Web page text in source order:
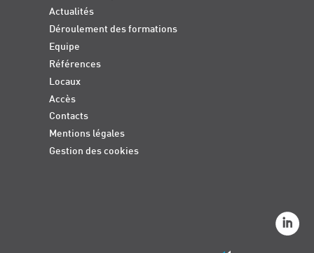
Actualités
Déroulement des formations
Equipe
Références
Locaux
Accès
Contacts
Mentions légales
Gestion des cookies